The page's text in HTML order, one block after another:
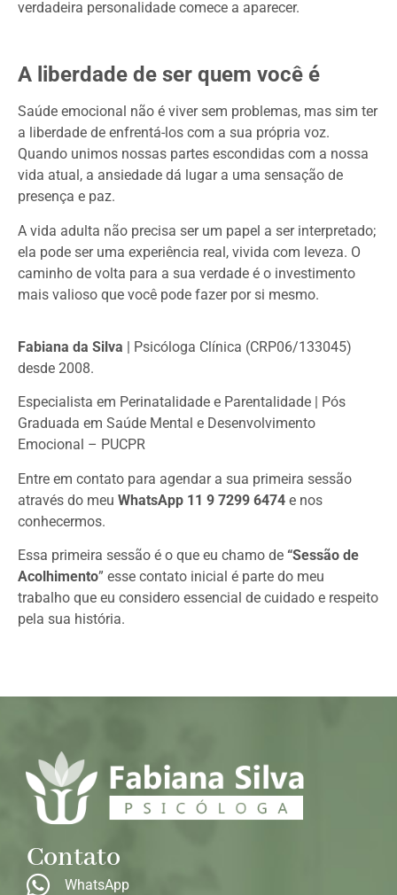
verdadeira personalidade comece a aparecer.
A liberdade de ser quem você é
Saúde emocional não é viver sem problemas, mas sim ter
a liberdade de enfrentá-los com a sua própria voz.
Quando unimos nossas partes escondidas com a nossa
vida atual, a ansiedade dá lugar a uma sensação de
presença e paz.
A vida adulta não precisa ser um papel a ser interpretado;
ela pode ser uma experiência real, vivida com leveza. O
caminho de volta para a sua verdade é o investimento
mais valioso que você pode fazer por si mesmo.
Fabiana da Silva | Psicóloga Clínica (CRP06/133045)
desde 2008.
Especialista em Perinatalidade e Parentalidade | Pós
Graduada em Saúde Mental e Desenvolvimento
Emocional – PUCPR
Entre em contato para agendar a sua primeira sessão
através do meu WhatsApp 11 9 7299 6474 e nos
conhecermos.
Essa primeira sessão é o que eu chamo de “Sessão de
Acolhimento” esse contato inicial é parte do meu
trabalho que eu considero essencial de cuidado e respeito
pela sua história.
Contato
WhatsApp